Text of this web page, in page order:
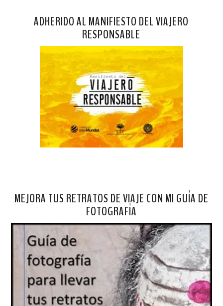
ADHERIDO AL MANIFIESTO DEL VIAJERO
RESPONSABLE
MEJORA TUS RETRATOS DE VIAJE CON MI GUÍA DE
FOTOGRAFÍA